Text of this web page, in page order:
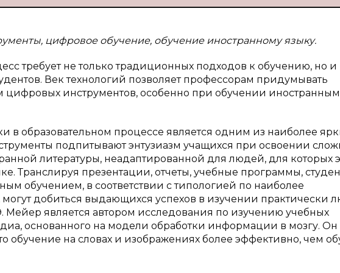
цифровое обучение, обучение иностранному языку.
требует не только традиционных подходов к обучению, но и
Век технологий позволяет профессорам придумывать
цифровых инструментов, особенно при обучении иностранным
в образовательном процессе является одним из наиболее
подпитывают энтузиазм учащихся при освоении
литературы, неадаптированной для людей, для которых
Транслируя презентации, отчеты, учебные программы,
обучением, в соответствии с типологией по наиболее
добиться выдающихся успехов в изучении практически
Мейер является автором исследования по изучению учебных
основанного на модели обработки информации в мозгу. Он
обучение на словах и изображениях более эффективно, чем